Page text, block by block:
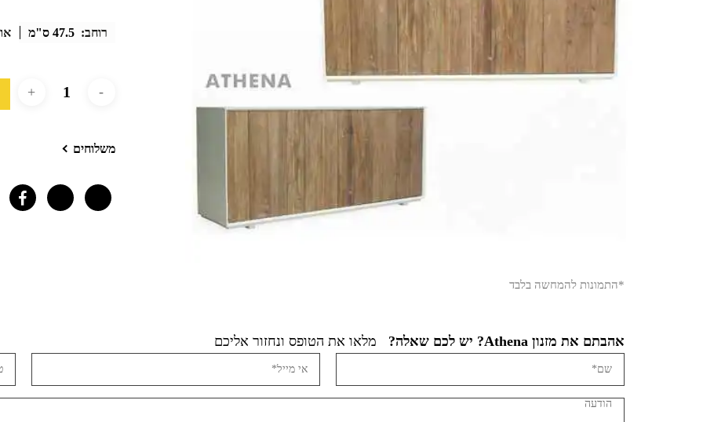
*התמונות להמחשה בלבד
רוחב: 47.5 ס"מ
משלוחים
אהבתם את מזנון Athena? יש לכם שאלה? מלאו את הטופס ונחזור אליכם